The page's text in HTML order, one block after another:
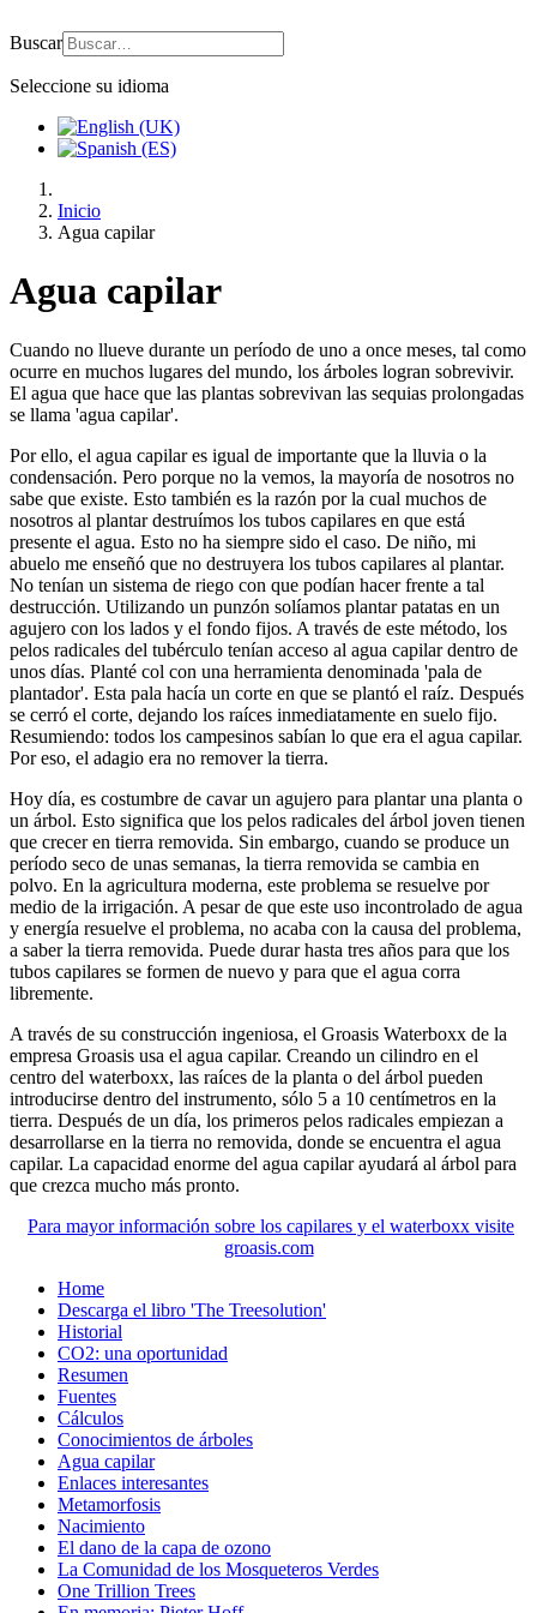
Buscar
Seleccione su idioma
Inicio
Agua capilar
Agua capilar
Cuando no llueve durante un período de uno a once meses, tal como
ocurre en muchos lugares del mundo, los árboles logran sobrevivir.
El agua que hace que las plantas sobrevivan las sequias prolongadas
se llama 'agua capilar'.
Por ello, el agua capilar es igual de importante que la lluvia o la
condensación. Pero porque no la vemos, la mayoría de nosotros no
sabe que existe. Esto también es la razón por la cual muchos de
nosotros al plantar destruímos los tubos capilares en que está
presente el agua. Esto no ha siempre sido el caso. De niño, mi
abuelo me enseñó que no destruyera los tubos capilares al plantar.
No tenían un sistema de riego con que podían hacer frente a tal
destrucción. Utilizando un punzón solíamos plantar patatas en un
agujero con los lados y el fondo fijos. A través de este método, los
pelos radicales del tubérculo tenían acceso al agua capilar dentro de
unos días. Planté col con una herramienta denominada 'pala de
plantador'. Esta pala hacía un corte en que se plantó el raíz. Después
se cerró el corte, dejando los raíces inmediatamente en suelo fijo.
Resumiendo: todos los campesinos sabían lo que era el agua capilar.
Por eso, el adagio era no remover la tierra.
Hoy día, es costumbre de cavar un agujero para plantar una planta o
un árbol. Esto significa que los pelos radicales del árbol joven tienen
que crecer en tierra removida. Sin embargo, cuando se produce un
período seco de unas semanas, la tierra removida se cambia en
polvo. En la agricultura moderna, este problema se resuelve por
medio de la irrigación. A pesar de que este uso incontrolado de agua
y energía resuelve el problema, no acaba con la causa del problema,
a saber la tierra removida. Puede durar hasta tres años para que los
tubos capilares se formen de nuevo y para que el agua corra
libremente.
A través de su construcción ingeniosa, el Groasis Waterboxx de la
empresa Groasis usa el agua capilar. Creando un cilindro en el
centro del waterboxx, las raíces de la planta o del árbol pueden
introducirse dentro del instrumento, sólo 5 a 10 centímetros en la
tierra. Después de un día, los primeros pelos radicales empiezan a
desarrollarse en la tierra no removida, donde se encuentra el agua
capilar. La capacidad enorme del agua capilar ayudará al árbol para
que crezca mucho más pronto.
Para mayor información sobre los capilares y el waterboxx visite
groasis.com
Home
Descarga el libro 'The Treesolution'
Historial
CO2: una oportunidad
Resumen
Fuentes
Cálculos
Conocimientos de árboles
Agua capilar
Enlaces interesantes
Metamorfosis
Nacimiento
El dano de la capa de ozono
La Comunidad de los Mosqueteros Verdes
One Trillion Trees